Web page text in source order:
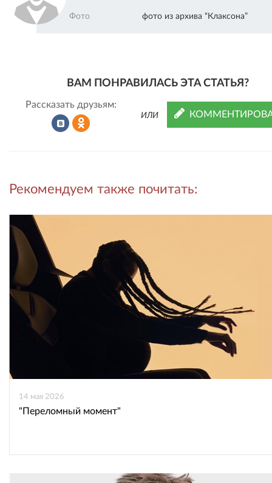
Фото фото из архива “Клаксона”
ВАМ ПОНРАВИЛАСЬ ЭТА СТАТЬЯ?
Рассказать друзьям:
во
ВКонтакте
в
Одноклассниках
ИЛИ
Рекомендуем также почитать:
14 мая 2026
"Переломный момент"